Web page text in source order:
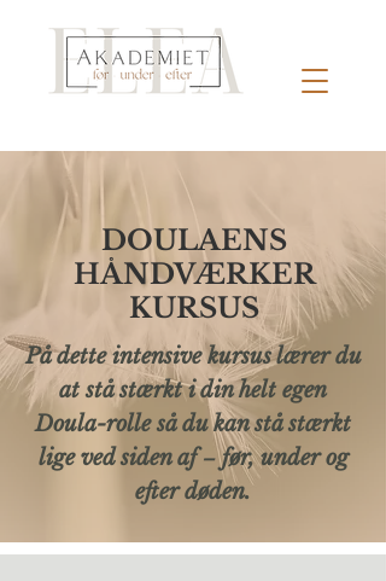
DOULAENS
HÅNDVÆRKER
KURSUS
På dette intensive kursuslærer du
at stå stærkt i din helt egen
Doula-rolle så du kan stå stærkt
lige ved siden af–før, under og
efter døden.